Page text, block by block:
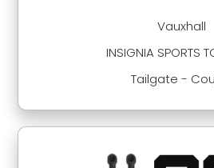
Vauxhall
INSIGNIA SPORTS
Tailgate -